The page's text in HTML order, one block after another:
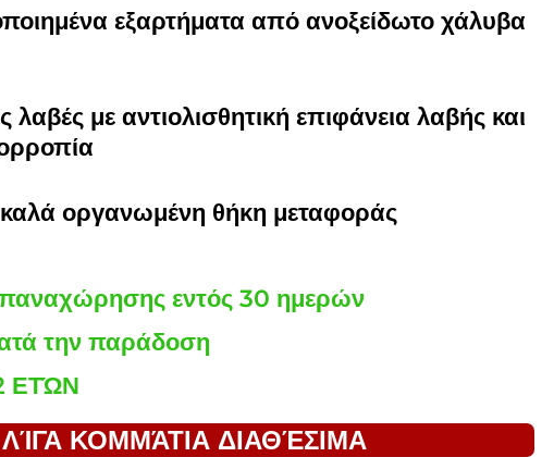
εξαρτήματα από ανοξείδωτο χάλυβα
λαβές με αντιολισθητική επιφάνεια λαβής και
οργανωμένη θήκη μεταφοράς
εντός 30 ημερών
την παράδοση
ΕΤΏΝ
ΛΊΓΑ ΚΟΜΜΆΤΙΑ ΔΙΑΘΈΣΙΜΑ